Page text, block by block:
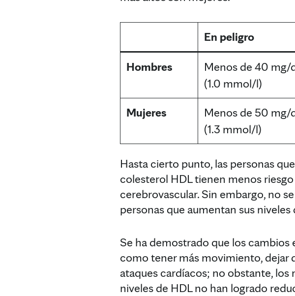
En peligro
Hombres
Menos de 40 mg/
(1.0 mmol/l)
Mujeres
Menos de 50 mg/
(1.3 mmol/l)
Hasta cierto punto, las personas
colesterol HDL tienen menos
cerebrovascular. Sin embargo, no
personas que aumentan sus
Se ha demostrado que los
como tener más movimiento, dejar
ataques cardíacos; no obstante,
niveles de HDL no han logrado